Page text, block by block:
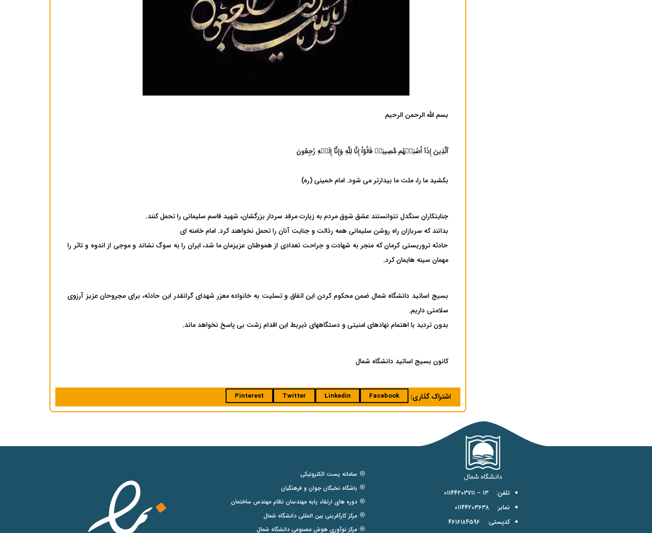
بسم الله الرحمن الرحیم
ٱلَّذِینَ إِذَآ أَصَٰبَتۡهُم مُّصِیبَهٞ قَالُوٓاْ إِنَّا لِلَّهِ وَإِنَّآ إِلَیۡهِ رَٰجِعُونَ
بکشید ما را، ملت ما بیدارتر می شود. امام خمینی (ره)
جنایتکاران سنگدل نتوانستند عشق شوق مردم به زیارت مرقد سردار بزرگشان، شهید قاسم سلیمانی را تحمل کنند.
بدانند که سربازان راه روشن سلیمانی همه رذالت و جنایت آنان را تحمل نخواهند کرد. امام خامنه ای
حادثه تروریستی کرمان که منجر به شهادت و جراحت تعدادی از هموطنان عزیزمان ما شد، ایران را به سوگ نشاند و موجی از اندوه و تاثر را
مهمان سینه هایمان کرد.
بسیج اساتید دانشگاه شمال ضمن محکوم کردن این اتفاق و تسلیت به خانواده معزر شهدای گرانقدر این حادثه، برای مجروحان عزیز آرزوی
سلامتی داریم.
بدون تردید با اهتمام نهادهای امنیتی و دستگاههای ذیربط این اقدام زشت بی پاسخ نخواهد ماند.
کانون بسیج اساتید دانشگاه شمال
اشتراک گذاری: Facebook
Linkedin
Twitter
Pinterest
تلفن: ۱۳ – ۰۱۱۴۴۲۰۳۷۱۱
نمابر: ۰۱۱۴۴۲۰۳۶۳۸
کدپستی: ۴۶۱۶۱۸۴۵۹۶
سامانه پست الکترونیکی
باشگاه نخبگان جوان و فرهنگیان
دوره های ارتقاء پایه مهندسان نظام مهندس ساختمان
مرکز کارآفرینی بین المللی دانشگاه شمال
مرکز نوآوری هوش مصنوعی دانشگاه شمال